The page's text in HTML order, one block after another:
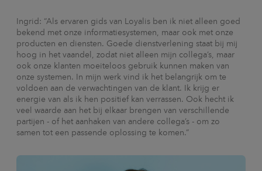
Ingrid: “Als ervaren gids van Loyalis ben ik niet alleen goed
bekend met onze informatiesystemen, maar ook met onze
producten en diensten. Goede dienstverlening staat bij mij
hoog in het vaandel, zodat niet alleen mijn collega’s, maar
ook onze klanten moeiteloos gebruik kunnen maken van
onze systemen. In mijn werk vind ik het belangrijk om te
voldoen aan de verwachtingen van de klant. Ik krijg er
energie van als ik hen positief kan verrassen. Ook hecht ik
veel waarde aan het bij elkaar brengen van verschillende
partijen - of het aanhaken van andere collega’s - om zo
samen tot een passende oplossing te komen.”